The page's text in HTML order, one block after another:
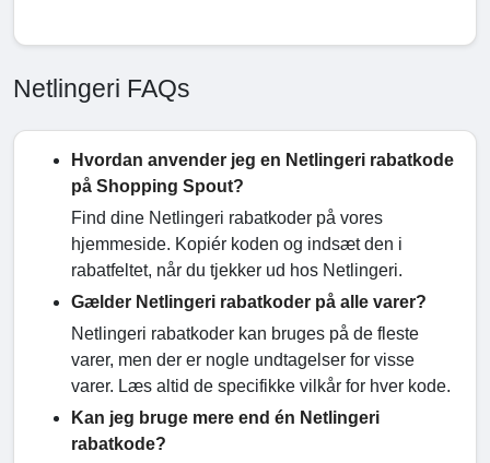
Netlingeri FAQs
Hvordan anvender jeg en Netlingeri rabatkode
på Shopping Spout?
Find dine Netlingeri rabatkoder på vores
hjemmeside. Kopiér koden og indsæt den i
rabatfeltet, når du tjekker ud hos Netlingeri.
Gælder Netlingeri rabatkoder på alle varer?
Netlingeri rabatkoder kan bruges på de fleste
varer, men der er nogle undtagelser for visse
varer. Læs altid de specifikke vilkår for hver kode.
Kan jeg bruge mere end én Netlingeri
rabatkode?